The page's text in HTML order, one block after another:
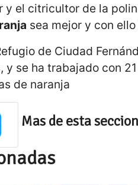
y el citricultor de la
sea mejor y con
de Ciudad
, y se ha trabajado con
de naranja
Mas de esta